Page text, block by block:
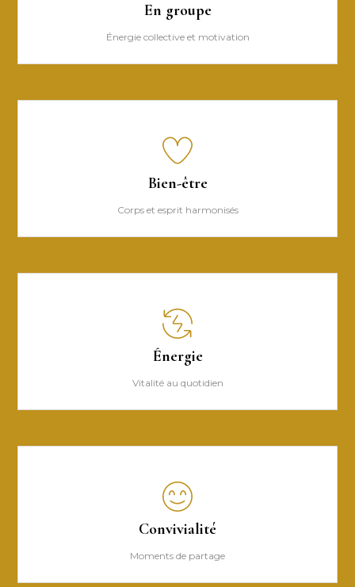
En groupe
Énergie collective et motivation
Bien-être
Corps et esprit harmonisés
Énergie
Vitalité au quotidien
Convivialité
Moments de partage